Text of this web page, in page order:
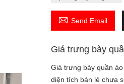
 Send Email
Giá trưng bày
Giá trưng bày quần
diện tích bán lẻ chưa